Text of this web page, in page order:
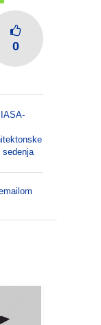
0
IASA-
sedenja